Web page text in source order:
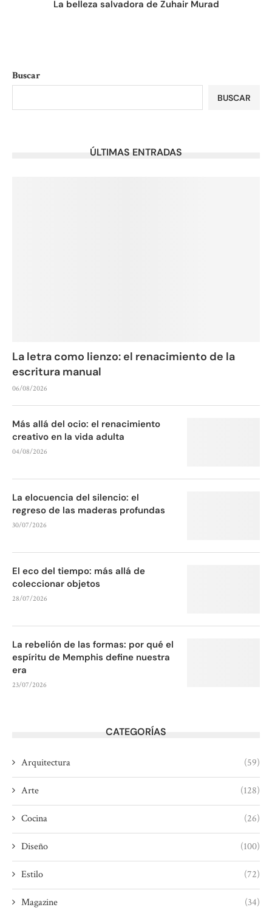
La belleza salvadora de Zuhair Murad
Buscar
BUSCAR
ÚLTIMAS ENTRADAS
La letra como lienzo: el renacimiento de la
escritura manual
06/08/2026
Más allá del ocio: el renacimiento
creativo en la vida adulta
04/08/2026
La elocuencia del silencio: el
regreso de las maderas profundas
30/07/2026
El eco del tiempo: más allá de
coleccionar objetos
28/07/2026
La rebelión de las formas: por qué el
espíritu de Memphis define nuestra
era
23/07/2026
CATEGORÍAS
Arquitectura (59)
Arte (128)
Cocina (26)
Diseño (100)
Estilo (72)
Magazine (34)